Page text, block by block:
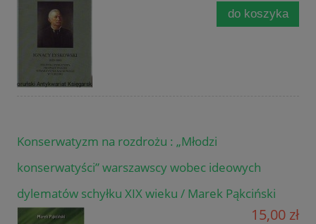
do koszyka
Konserwatyzm na rozdrożu : „Młodzi
konserwatyści” warszawscy wobec ideowych
dylematów schyłku XIX wieku / Marek Pąkciński
15,00 zł